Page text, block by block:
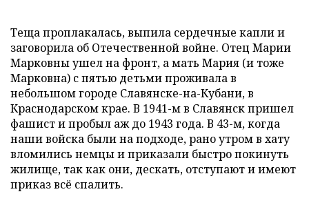
Теща проплакалась, выпила сердечные капли и
заговорила об Отечественной войне. Отец Марии
Марковны ушел на фронт, а мать Мария (и тоже
Марковна) с пятью детьми проживала в
небольшом городе Славянске-на-Кубани, в
Краснодарском крае. В 1941-м в Славянск пришел
фашист и пробыл аж до 1943 года. В 43-м, когда
наши войска были на подходе, рано утром в хату
вломились немцы и приказали быстро покинуть
жилище, так как они, дескать, отступают и имеют
приказ всё спалить.